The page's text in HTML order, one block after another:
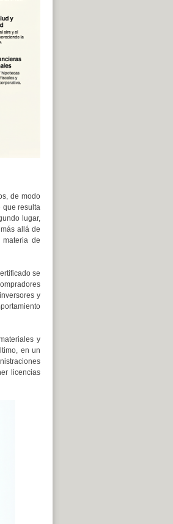
de modo
que resulta
lugar,
allá de
de
se
y
y
en un
licencias